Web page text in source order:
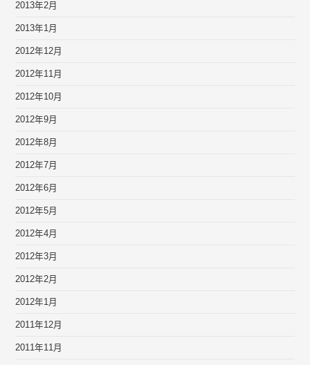
2013年2月
2013年1月
2012年12月
2012年11月
2012年10月
2012年9月
2012年8月
2012年7月
2012年6月
2012年5月
2012年4月
2012年3月
2012年2月
2012年1月
2011年12月
2011年11月